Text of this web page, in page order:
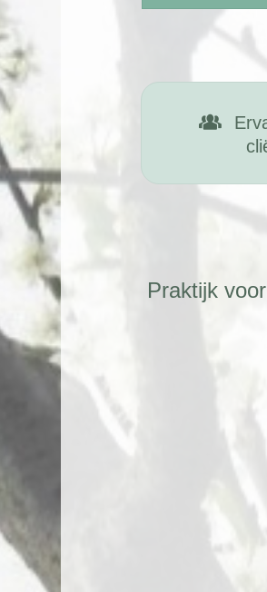
Praktijk